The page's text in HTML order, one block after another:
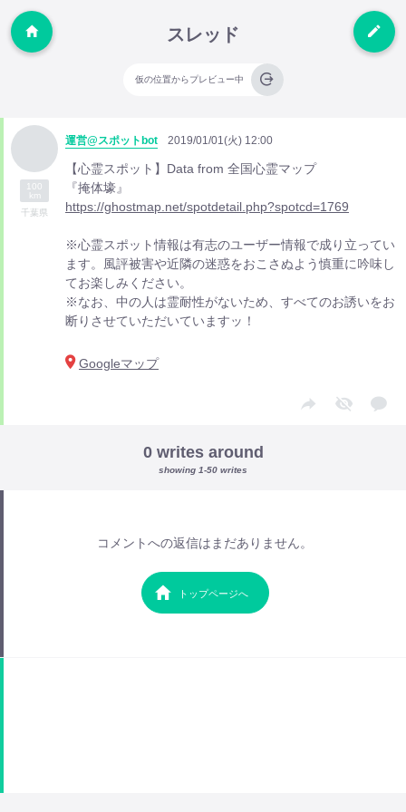
スレッド
仮の位置からプレビュー中
100
km
千葉県
運営@スポットbot 2019/01/01(火) 12:00
【心霊スポット】Data from 全国心霊マップ
『掩体壕』
https://ghostmap.net/spotdetail.php?spotcd=1769
※心霊スポット情報は有志のユーザー情報で成り立ってい
ます。風評被害や近隣の迷惑をおこさぬよう慎重に吟味し
てお楽しみください。
※なお、中の人は霊耐性がないため、すべてのお誘いをお
断りさせていただいていますッ！
Googleマップ
0 writes around
showing 1-50 writes
コメントへの返信はまだありません。
トップページへ